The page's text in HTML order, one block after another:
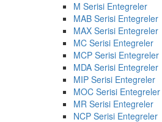
M Serisi Entegreler
MAB Serisi Entegreler
MAX Serisi Entegreler
MC Serisi Entegreler
MCP Serisi Entegreler
MDA Serisi Entegreler
MIP Serisi Entegreler
MOC Serisi Entegreler
MR Serisi Entegreler
NCP Serisi Entegreler